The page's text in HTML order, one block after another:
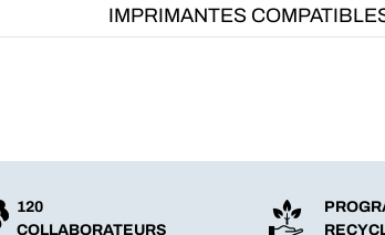
IMPRIMANTES
120
COLLABORATEURS